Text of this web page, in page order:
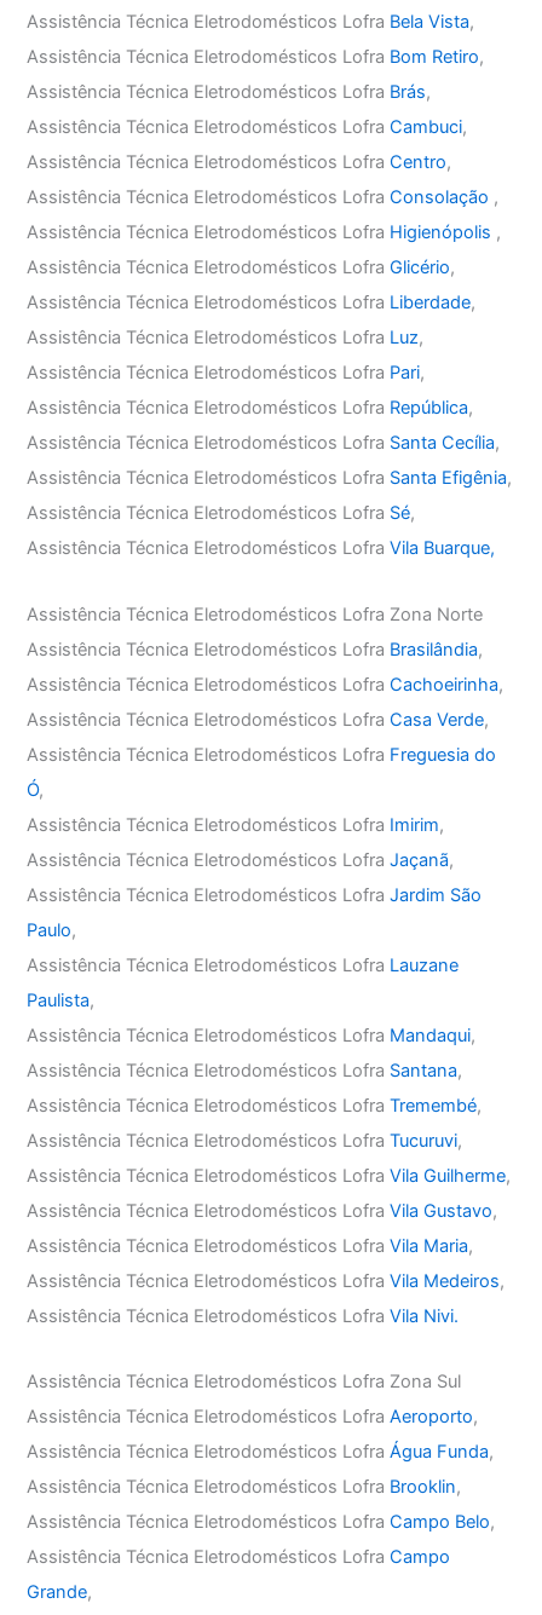
Assistência Técnica Eletrodomésticos Lofra Bela Vista,
Assistência Técnica Eletrodomésticos Lofra Bom Retiro,
Assistência Técnica Eletrodomésticos Lofra Brás,
Assistência Técnica Eletrodomésticos LofraCambuci,
Assistência Técnica Eletrodomésticos LofraCentro,
Assistência Técnica Eletrodomésticos LofraConsolação ,
Assistência Técnica Eletrodomésticos Lofra Higienópolis ,
Assistência Técnica Eletrodomésticos LofraGlicério,
Assistência Técnica Eletrodomésticos Lofra Liberdade,
Assistência Técnica Eletrodomésticos Lofra Luz,
Assistência Técnica Eletrodomésticos Lofra Pari,
Assistência Técnica Eletrodomésticos Lofra República,
Assistência Técnica Eletrodomésticos Lofra Santa Cecília,
Assistência Técnica Eletrodomésticos Lofra Santa Efigênia,
Assistência Técnica Eletrodomésticos Lofra Sé,
Assistência Técnica Eletrodomésticos LofraVila Buarque,
Assistência Técnica Eletrodomésticos Lofra Zona Norte
Assistência Técnica Eletrodomésticos Lofra Brasilândia,
Assistência Técnica Eletrodomésticos LofraCachoeirinha,
Assistência Técnica Eletrodomésticos LofraCasa Verde,
Assistência Técnica Eletrodomésticos Lofra Freguesia do
Ó,
Assistência Técnica Eletrodomésticos Lofra Imirim,
Assistência Técnica Eletrodomésticos LofraJaçanã,
Assistência Técnica Eletrodomésticos LofraJardim São
Paulo,
Assistência Técnica Eletrodomésticos Lofra Lauzane
Paulista,
Assistência Técnica Eletrodomésticos Lofra Mandaqui,
Assistência Técnica Eletrodomésticos Lofra Santana,
Assistência Técnica Eletrodomésticos LofraTremembé,
Assistência Técnica Eletrodomésticos LofraTucuruvi,
Assistência Técnica Eletrodomésticos LofraVila Guilherme,
Assistência Técnica Eletrodomésticos LofraVila Gustavo,
Assistência Técnica Eletrodomésticos LofraVila Maria,
Assistência Técnica Eletrodomésticos LofraVila Medeiros,
Assistência Técnica Eletrodomésticos LofraVila Nivi.
Assistência Técnica Eletrodomésticos Lofra Zona Sul
Assistência Técnica Eletrodomésticos LofraAeroporto,
Assistência Técnica Eletrodomésticos LofraÁgua Funda,
Assistência Técnica Eletrodomésticos Lofra Brooklin,
Assistência Técnica Eletrodomésticos LofraCampo Belo,
Assistência Técnica Eletrodomésticos LofraCampo
Grande,